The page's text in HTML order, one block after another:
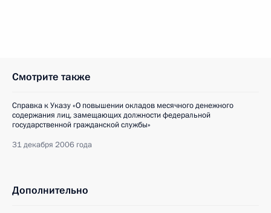
Смотрите также
Справка к Указу «О повышении окладов месячного денежного
содержания лиц, замещающих должности федеральной
государственной гражданской службы»
31 декабря 2006 года
Дополнительно